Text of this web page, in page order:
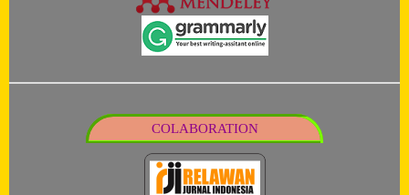
COLABORATION